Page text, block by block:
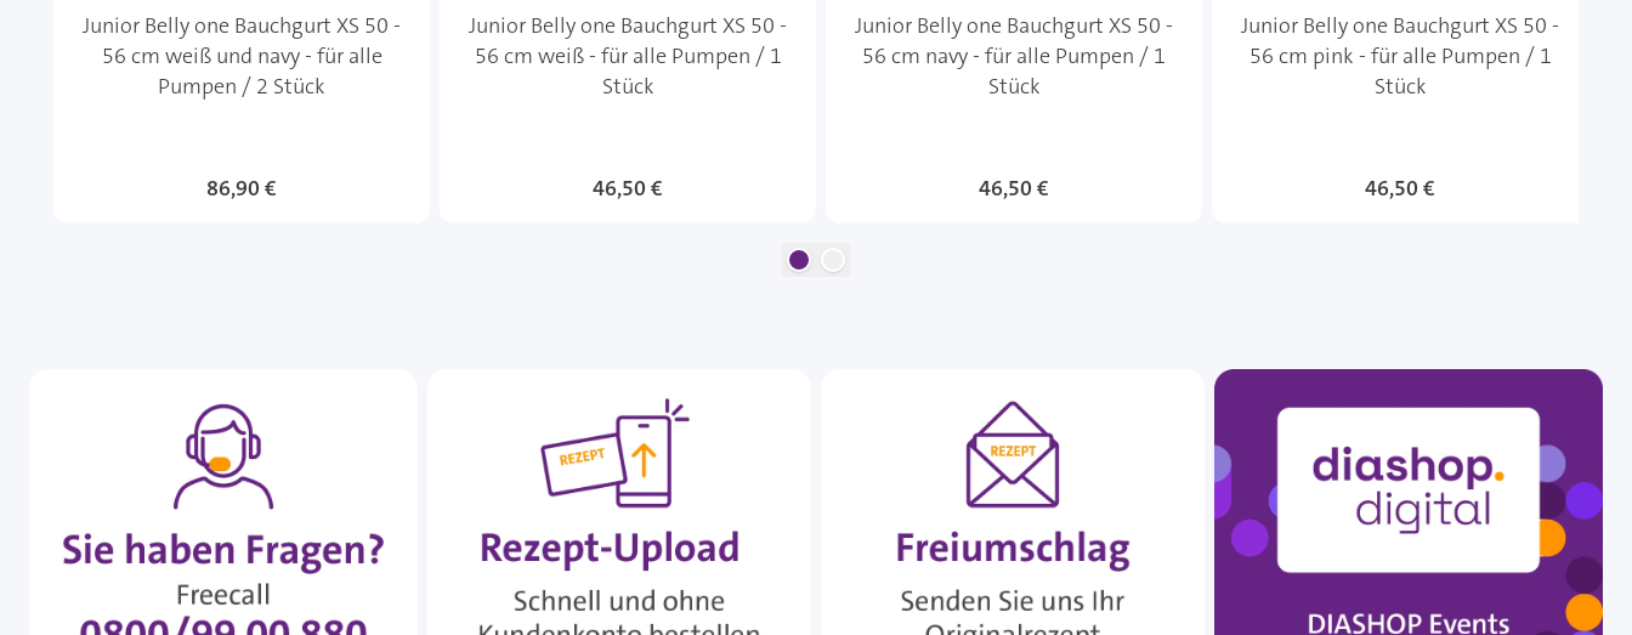
Junior Belly one Bauchgurt XS 50 -
56 cm weiß und navy - für alle
Pumpen / 2 Stück
86,90 €
Junior Belly one Bauchgurt XS 50 -
56 cm weiß - für alle Pumpen / 1
Stück
46,50 €
Junior Belly one Bauchgurt XS 50 -
56 cm navy - für alle Pumpen / 1
Stück
46,50 €
Junior Belly one Bauchgurt XS 50 -
56 cm pink - für alle Pumpen / 1
Stück
46,50 €